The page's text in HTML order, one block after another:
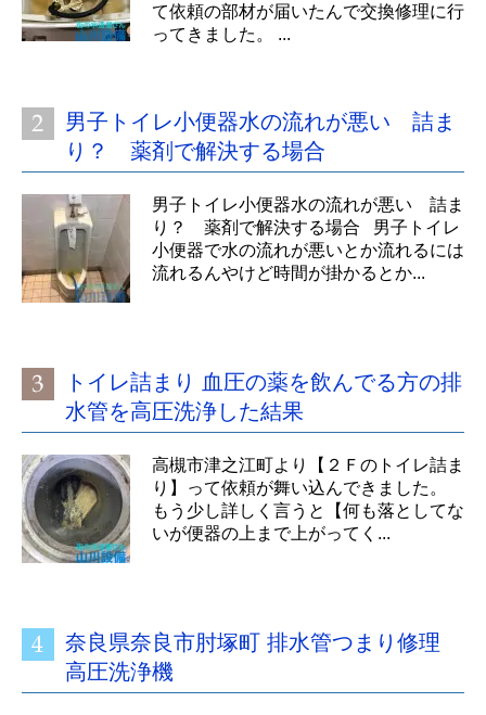
て依頼の部材が届いたんで交換修理に行
ってきました。 ...
男子トイレ小便器水の流れが悪い 詰ま
り？ 薬剤で解決する場合
男子トイレ小便器水の流れが悪い 詰ま
り？ 薬剤で解決する場合 男子トイレ
小便器で水の流れが悪いとか流れるには
流れるんやけど時間が掛かるとか...
トイレ詰まり 血圧の薬を飲んでる方の排
水管を高圧洗浄した結果
高槻市津之江町より【２Ｆのトイレ詰ま
り】って依頼が舞い込んできました。
もう少し詳しく言うと【何も落としてな
いが便器の上まで上がってく...
奈良県奈良市肘塚町 排水管つまり修理
高圧洗浄機